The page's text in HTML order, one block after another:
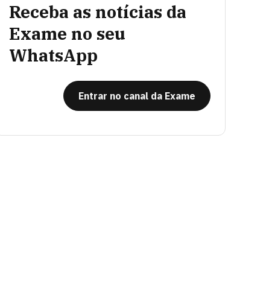
Receba as notícias da
Exame no seu
WhatsApp
Entrar no canal da Exame